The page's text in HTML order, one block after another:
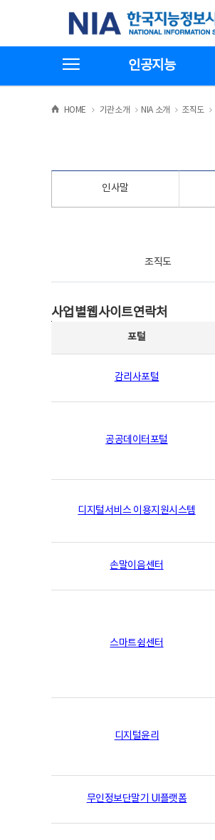
기
한국지능정보사회진흥원
인공지능
HOME >
기관소개 >NIA 소개 >
조직도
인사말
조직도
사업별웹사이트연락처
포털
감리사포털
공공데이터포털
디지털서비스 이용지원시스템
손말이음센터
스마트쉼센터
디지털윤리
무인정보단말기 UI플랫폼